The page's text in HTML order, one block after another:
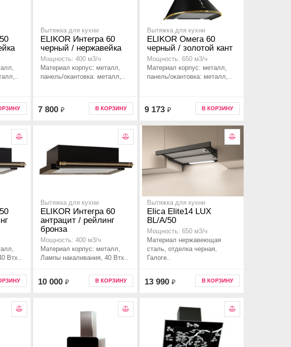
Вытяжка для кухни
ELIKOR Интегра 60
черный / нержавейка
Мощность: 400 м3/ч
Материал корпус: металл,
панель/окантовка: металл,..
7 800 ₽ В КОРЗИНУ
Вытяжка для кухни
ELIKOR Омега 60
черный / золотой кант
Мощность: 650 м3/ч
Материал корпус: металл,
панель/окантовка: металл,..
9 173 ₽ В КОРЗИНУ
Втx..
Вытяжка для кухни
ELIKOR Интегра 60
антрацит / рейлинг
бронза
Мощность: 400 м3/ч
Материал корпус: металл,
Лампы накаливания, 40 Втx..
10 000 ₽ В КОРЗИНУ
Вытяжка для кухни
Elica Elite14 LUX
BL/A/50
Мощность: 650 м3/ч
Материал нержавеющая
сталь, отделка черная,
Галоге..
13 990 ₽ В КОРЗИНУ